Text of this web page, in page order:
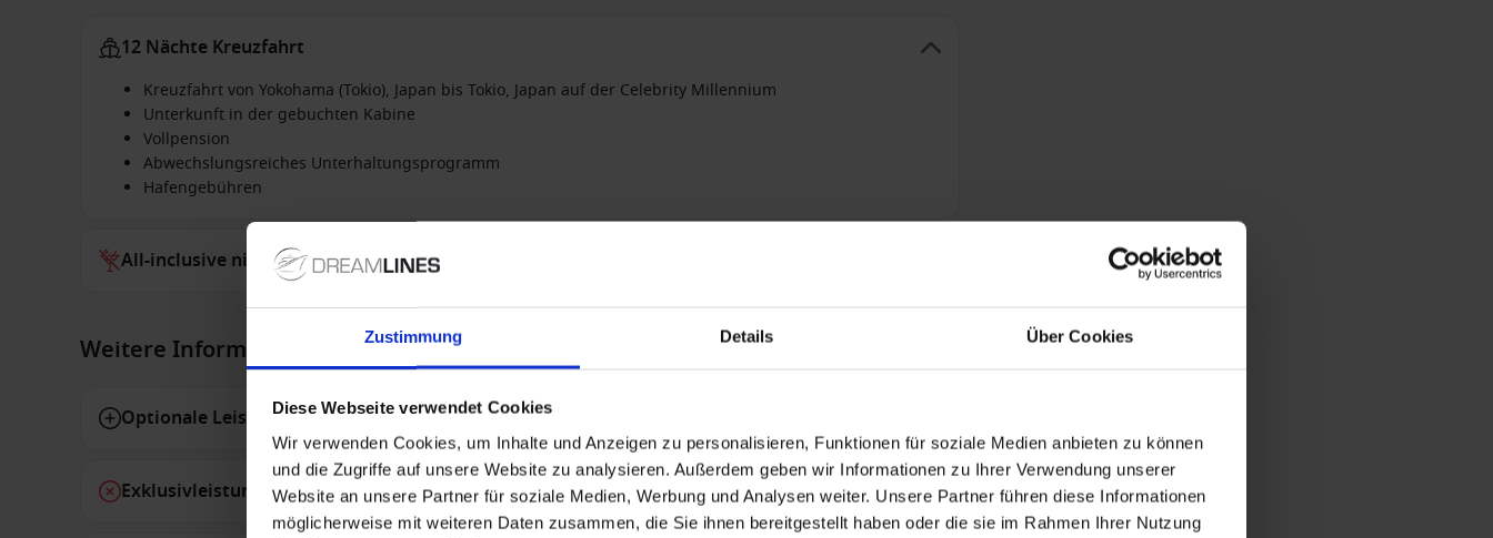
Zustimmung Details Über Cookies
Diese Webseite verwendet Cookies
Wir verwenden Cookies, um Inhalte und Anzeigen zu personalisieren, Funktionen für soziale Medien anbieten zu können
und die Zugriffe auf unsere Website zu analysieren. Außerdem geben wir Informationen zu Ihrer Verwendung unserer
Website an unsere Partner für soziale Medien, Werbung und Analysen weiter. Unsere Partner führen diese Informationen
möglicherweise mit weiteren Daten zusammen, die Sie ihnen bereitgestellt haben oder die sie im Rahmen Ihrer Nutzung
12 Nächte Kreuzfahrt
Kreuzfahrt von Yokohama (Tokio), Japan bis Tokio, Japan auf der Celebrity Millennium
Unterkunft in der gebuchten Kabine
Vollpension
Abwechslungsreiches Unterhaltungsprogramm
Hafengebühren
All-inclusive nicht inbegriffen
Weitere Informationen
Optionale Leistungen
Exklusivleistungen